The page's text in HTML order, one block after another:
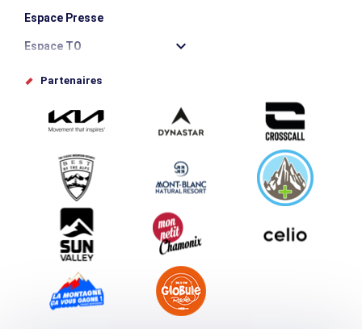
Espace Presse
Espace TO
Offices de tourisme
Proposez votre évènement
Service groupes et séminaires
Téléchargements
Tourisme et handicap
Partenaires